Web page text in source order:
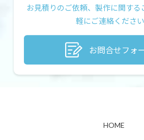
お見積りのご依頼、製作に関す
軽にご連絡ください
お問合せフォ
HOME